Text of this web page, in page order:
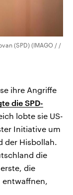
(SPD) (IMAGO / /
ihre Angriffe
die SPD-
lobte sie US-
Initiative um
der Hisbollah.
die
die
entwaffnen,